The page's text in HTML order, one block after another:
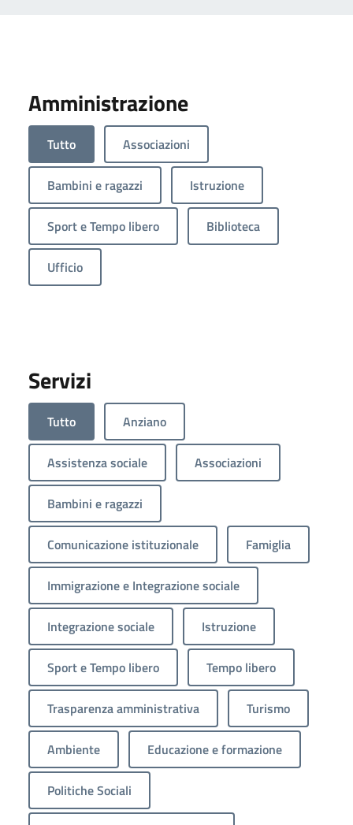
Amministrazione
Tutto Associazioni
Bambini e ragazzi Istruzione
Sport e Tempo libero Biblioteca
Ufficio
Servizi
Tutto Anziano
Assistenza sociale Associazioni
Bambini e ragazzi
Comunicazione istituzionale Famiglia
Immigrazione e Integrazione sociale
Integrazione sociale Istruzione
Sport e Tempo libero Tempo libero
Trasparenza amministrativa Turismo
Ambiente Educazione e formazione
Politiche Sociali